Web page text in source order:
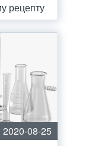
рецепту
2020-08-25